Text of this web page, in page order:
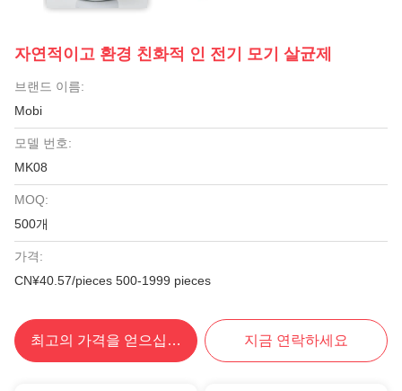
자연적이고 환경 친화적 인 전기 모기 살균제
브랜드 이름:
Mobi
모델 번호:
MK08
MOQ:
500개
가격:
CN¥40.57/pieces 500-1999 pieces
최고의 가격을 얻으십시오 지금 연락하세요